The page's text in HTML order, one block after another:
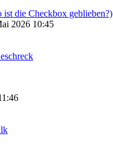
die Checkbox geblieben?)
2026 10:45